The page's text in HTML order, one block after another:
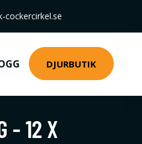
cockercirkel.se
DJURBUTIK
- 12 X